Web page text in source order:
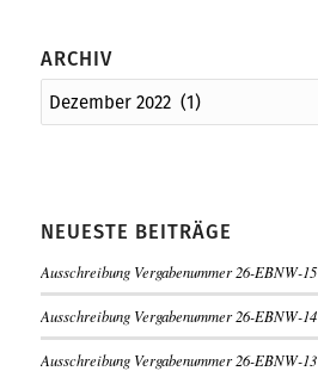
ARCHIV
NEUESTE BEITRÄGE
Ausschreibung Vergabenummer 26-EBNW-15
Ausschreibung Vergabenummer 26-EBNW-14
Ausschreibung Vergabenummer 26-EBNW-13